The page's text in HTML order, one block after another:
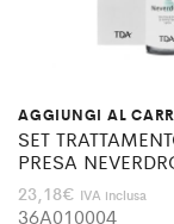
AGGIUNGI AL
SET
PRESA
23,18€ IVA inclusa
36A010004